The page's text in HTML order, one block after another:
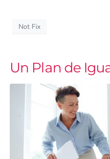
Not Fix
Un Plan de